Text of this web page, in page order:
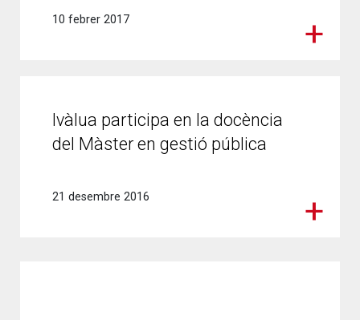
10 febrer 2017
Ivàlua participa en la docència
del Màster en gestió pública
21 desembre 2016